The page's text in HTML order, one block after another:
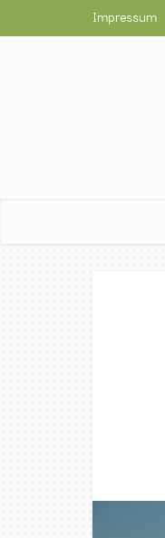
Impressum